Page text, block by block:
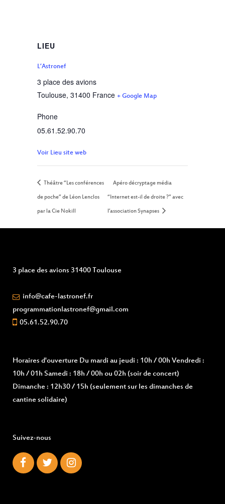
LIEU
L’Astronef
3 place des avions
Toulouse, 31400 France + Google Map
Phone
05.61.52.90.70
Voir Lieu site web
Théâtre “Les conférences
de poche” de Léon Lenclos
par la Cie Nokill
Apéro décryptage média
“Internet est-il de droite ?” avec
l’association Synapses
3 place des avions 31400 Toulouse
info@cafe-lastronef.fr
programmationlastronef@gmail.com
05.61.52.90.70
Horaires d'ouverture Du mardi au jeudi : 10h / 00h Vendredi :
10h / 01h Samedi : 18h / 00h ou 02h (soir de concert)
Dimanche : 12h30 / 15h (seulement sur les dimanches de
cantine solidaire)
Suivez-nous